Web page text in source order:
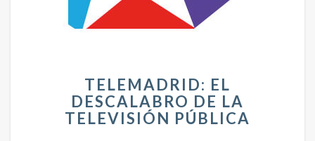
E
L
E
TELEMADRID: EL
DESCALABRO DE LA
TELEVISIÓN PÚBLICA